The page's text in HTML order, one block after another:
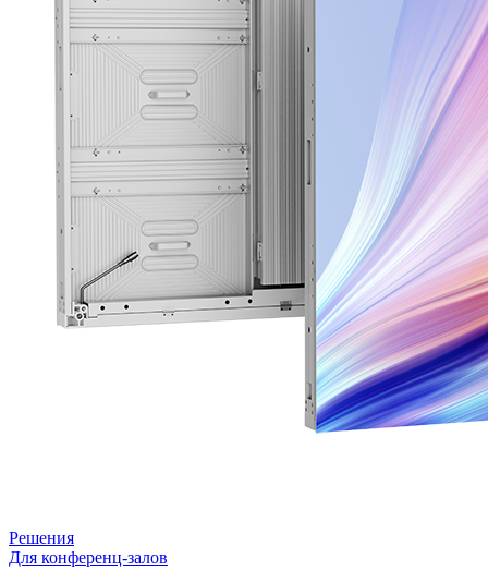
Решения
Для конференц-залов